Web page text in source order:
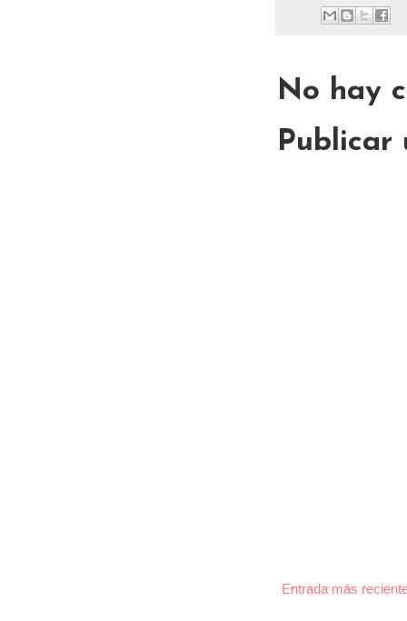
No hay
Publicar
Entrada más